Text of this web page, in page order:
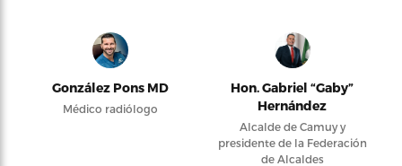
González Pons MD
Médico radiólogo
Hon. Gabriel “Gaby”
Hernández
Alcalde de Camuy y
presidente de la Federación
de Alcaldes